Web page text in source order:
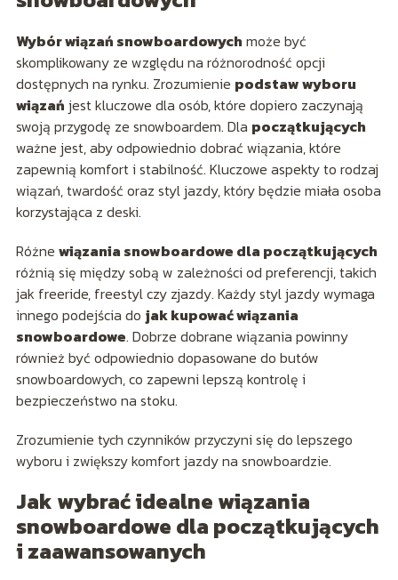
Wybór wiązań snowboardowych może być
skomplikowany ze względu na różnorodność opcji
dostępnych na rynku. Zrozumienie podstaw wyboru
wiązań jest kluczowe dla osób, które dopiero zaczynają
swoją przygodę ze snowboardem. Dla początkujących
ważne jest, aby odpowiednio dobrać wiązania, które
zapewnią komfort i stabilność. Kluczowe aspekty to rodzaj
wiązań, twardość oraz styl jazdy, który będzie miała osoba
korzystająca z deski.
Różne wiązania snowboardowe dla początkujących
różnią się między sobą w zależności od preferencji, takich
jak freeride, freestyl czy zjazdy. Każdy styl jazdy wymaga
innego podejścia do jak kupować wiązania
snowboardowe. Dobrze dobrane wiązania powinny
również być odpowiednio dopasowane do butów
snowboardowych, co zapewni lepszą kontrolę i
bezpieczeństwo na stoku.
Zrozumienie tych czynników przyczyni się do lepszego
wyboru i zwiększy komfort jazdy na snowboardzie.
Jak wybrać idealne wiązania
snowboardowe dla początkujących
i zaawansowanych